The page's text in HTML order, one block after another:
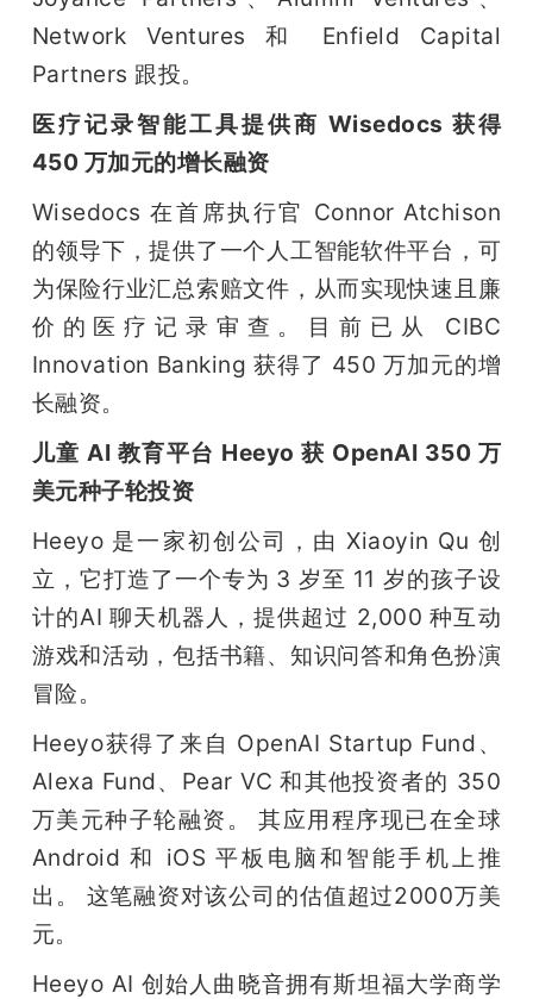
Network Ventures 和 Enfield Capital
Partners 跟投。
医疗记录智能工具提供商 Wisedocs 获得
450 万加元的增长融资
Wisedocs 在首席执行官 Connor Atchison
的领导下，提供了一个人工智能软件平台，可
为保险行业汇总索赔文件，从而实现快速且廉
价的医疗记录审查。目前已从 CIBC
Innovation Banking 获得了 450 万加元的增
长融资。
儿童 AI 教育平台 Heeyo 获 OpenAI 350 万
美元种子轮投资
Heeyo 是一家初创公司，由 Xiaoyin Qu 创
立，它打造了一个专为 3 岁至 11 岁的孩子设
计的AI 聊天机器人，提供超过 2,000 种互动
游戏和活动，包括书籍、知识问答和角色扮演
冒险。
Heeyo获得了来自 OpenAI Startup Fund、
Alexa Fund、Pear VC 和其他投资者的 350
万美元种子轮融资。 其应用程序现已在全球
Android 和 iOS 平板电脑和智能手机上推
出。 这笔融资对该公司的估值超过2000万美
元。
Heeyo AI 创始人曲晓音拥有斯坦福大学商学